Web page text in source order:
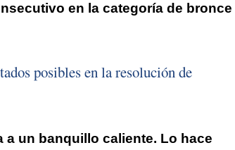
en la categoría de bronce
posibles en la resolución de
a un banquillo caliente. Lo hace